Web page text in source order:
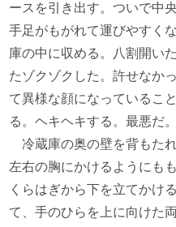
ースを引き出す。ついで中
手足がもがれて運びやすく
庫の中に収める。八割開い
たゾクゾクした。許せなか
て異様な顔になっているこ
る。ヘキヘキする。最悪だ。
冷蔵庫の奥の壁を背もた
左右の胸にかけるようにも
くらはぎから下を立てかけ
て、手のひらを上に向けた